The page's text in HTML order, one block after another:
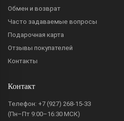
Обмен и возврат
Часто задаваемые вопросы
Подарочная карта
Отзывы покупателей
Контакты
Контакт
Телефон: +7 (927) 268-15-33
(Пн–Пт 9:00–16:30 МСК)